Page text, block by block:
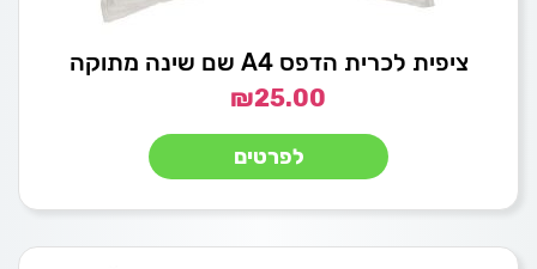
ציפית לכרית הדפס A4 שם שינה מתוקה
₪25.00
לפרטים